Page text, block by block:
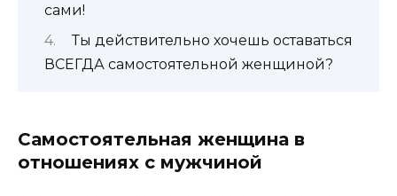
сами!
Ты действительно хочешь оставаться
ВСЕГДА самостоятельной женщиной?
Самостоятельная женщина в
отношениях с мужчиной